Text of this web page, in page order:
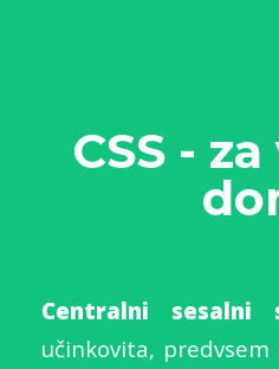
CSS -
Centralni sesalni
učinkovita,